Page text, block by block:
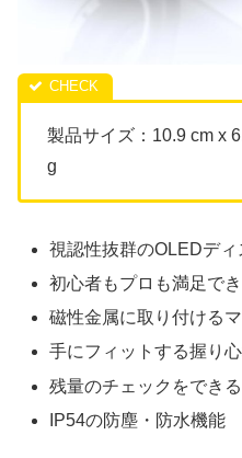
製品サイズ：10.9 cm x
g
視認性抜群のOLEDデ
初心者もプロも満足で
磁性金属に取り付ける
手にフィットする握り
残量のチェックをでき
IP54の防塵・防水機能